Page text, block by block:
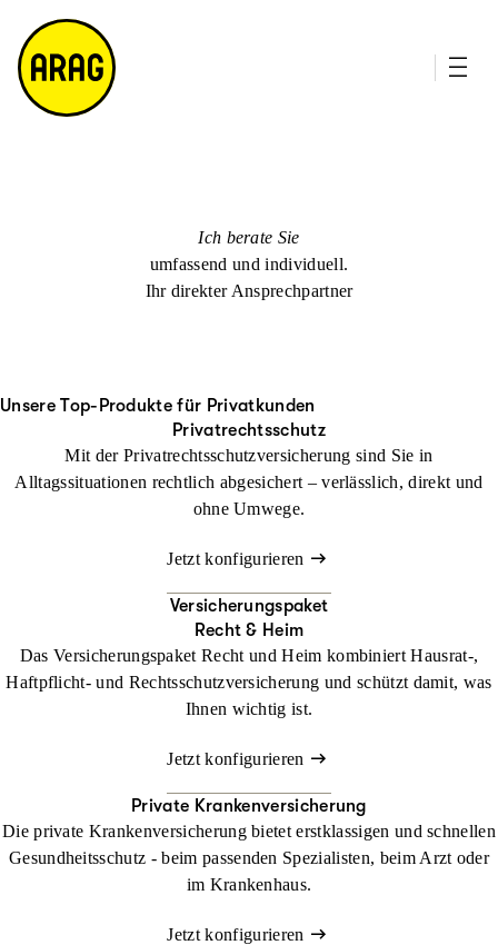
m
a
p
Ich berate Sie
umfassend und individuell.
Ihr direkter Ansprechpartner
Unsere Top-Produkte für Privatkunden
Privatrechtsschutz
Mit der Privatrechtsschutzversicherung sind Sie in
Alltagssituationen rechtlich abgesichert – verlässlich, direkt und
ohne Umwege.
Jetzt konfigurieren
Versicherungspaket
Recht & Heim
Das Versicherungspaket Recht und Heim kombiniert Hausrat-,
Haftpflicht- und Rechtsschutzversicherung und schützt damit, was
Ihnen wichtig ist.
Jetzt konfigurieren
Private Krankenversicherung
Die private Krankenversicherung bietet erstklassigen und schnellen
Gesundheitsschutz - beim passenden Spezialisten, beim Arzt oder
im Krankenhaus.
Jetzt konfigurieren